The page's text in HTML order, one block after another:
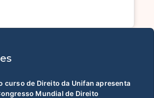
curso de Direito da Unifan apresenta
Mundial de Direito